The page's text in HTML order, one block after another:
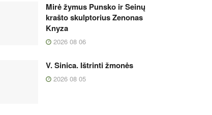
Mirė žymus Punsko ir Seinų
krašto skulptorius Zenonas
Knyza
2026 08 06
V. Sinica. Ištrinti žmonės
2026 08 05